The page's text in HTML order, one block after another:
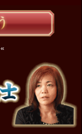
«